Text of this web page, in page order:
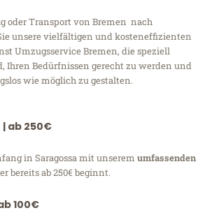
oder Transport von Bremen nach
unsere vielfältigen und kosteneffizienten
Umzugsservice Bremen, die speziell
Ihren Bedürfnissen gerecht zu werden und
wie möglich zu gestalten.
| ab 250€
in Saragossa mit unserem umfassenden
bereits ab 250€ beginnt.
100€